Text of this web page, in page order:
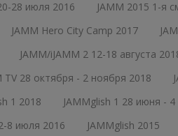
28 июля 2016
JAMM 2015 1-я
JAMM Hero City Camp 2017
JAMM/iJAMM 2 12-18 августа
TV 28 октября - 2 ноября 2018
1 2018
JAMMglish 1 28 июня -
8 июля 2016
JAMMglish 2015